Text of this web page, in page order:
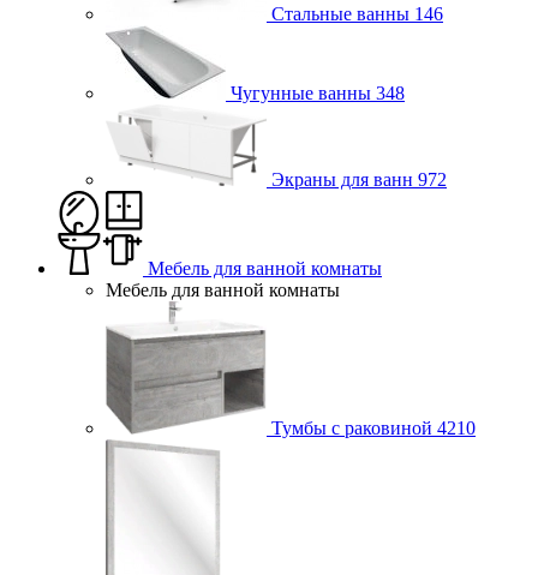
Стальные ванны 146
Чугунные ванны 348
Экраны для ванн 972
Мебель для ванной комнаты
Мебель для ванной комнаты
Тумбы с раковиной 4210